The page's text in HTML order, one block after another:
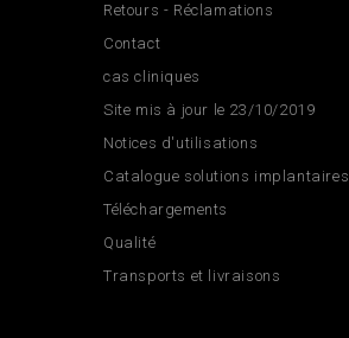
Retours - Réclamations
Contact
cas cliniques
Site mis à jour le 23/10/2019
Notices d'utilisations
Catalogue solutions implantaires
Téléchargements
Qualité
Transports et livraisons